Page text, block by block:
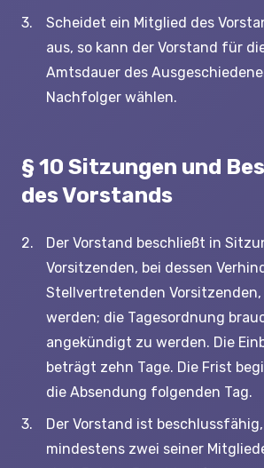
Scheidet ein Mitglied des
aus, so kann der Vorstand für
Amtsdauer des
Nachfolger wählen.
§ 10 Sitzungen und
des Vorstands
Der Vorstand beschließt in
Vorsitzenden, bei dessen
Stellvertretenden
werden; die Tagesordnung
angekündigt zu werden. Die
beträgt zehn Tage. Die Frist
die Absendung folgenden Tag.
Der Vorstand ist
mindestens zwei seiner